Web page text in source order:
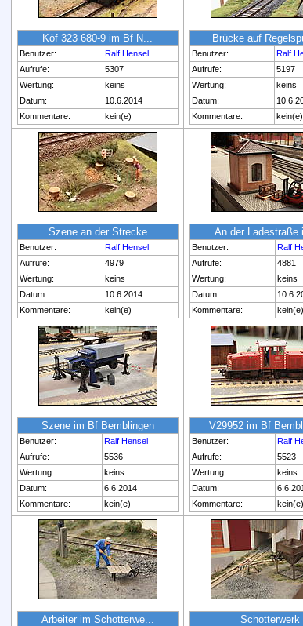
Köf 323 680-9 im Bf N...
Benutzer:
Ralf Hensel
Aufrufe:
5307
Wertung:
keins
Datum:
10.6.2014
Kommentare:
kein(e)
Brücke auf
Benutzer:
Ralf
Aufrufe:
5197
Wertung:
keins
Datum:
Kommentare:
kein(e)
Szene an der Strecke
Benutzer:
Ralf Hensel
Aufrufe:
4979
Wertung:
keins
Datum:
10.6.2014
Kommentare:
kein(e)
An der Ladestraße
Benutzer:
Ralf
Aufrufe:
4881
Wertung:
keins
Datum:
Kommentare:
kein(e)
Szene im Bf Bemblingen
Benutzer:
Ralf Hensel
Aufrufe:
5536
Wertung:
keins
Datum:
6.6.2014
Kommentare:
kein(e)
V29952 im Bf
Benutzer:
Ralf
Aufrufe:
5523
Wertung:
keins
Datum:
Kommentare:
kein(e)
Arbeiter im Schotterwe... Schotterwerk